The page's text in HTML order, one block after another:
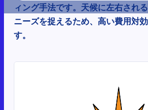
ィング手法です。天候に左右され
ニーズを捉えるため、高い費用対
す。